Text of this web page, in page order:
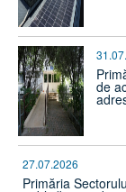
de
27.07.2026
Primăria